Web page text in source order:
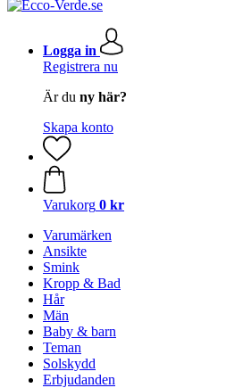
Logga in
Registrera nu
Är du ny här?
Skapa konto
Varukorg 0 kr
Varumärken
Ansikte
Smink
Kropp & Bad
Hår
Män
Baby & barn
Teman
Solskydd
Erbjudanden